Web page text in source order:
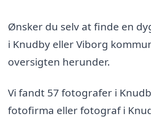
Ønsker du selv at finde en
i Knudby eller Viborg
oversigten herunder.
Vi fandt 57 fotografer i
fotofirma eller fotograf i